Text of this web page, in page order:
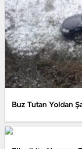
Buz Tutan Yoldan